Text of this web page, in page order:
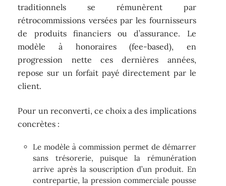
traditionnels se rémunèrent par
rétrocommissions versées par les fournisseurs
de produits financiers ou d’assurance. Le
modèle à honoraires (fee-based), en
progression nette ces dernières années,
repose sur un forfait payé directement par le
client.
Pour un reconverti, ce choix a des implications
concrètes :
Le modèle à commission permet de démarrer
sans trésorerie, puisque la rémunération
arrive après la souscription d’un produit. En
contrepartie, la pression commerciale pousse